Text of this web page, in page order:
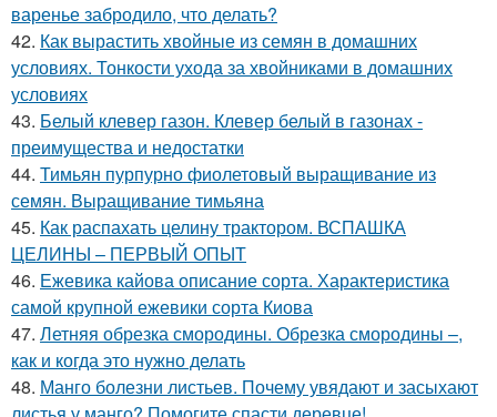
варенье забродило, что делать?
42. Как вырастить хвойные из семян в домашних
условиях. Тонкости ухода за хвойниками в домашних
условиях
43. Белый клевер газон. Клевер белый в газонах -
преимущества и недостатки
44. Тимьян пурпурно фиолетовый выращивание из
семян. Выращивание тимьяна
45. Как распахать целину трактором. ВСПАШКА
ЦЕЛИНЫ – ПЕРВЫЙ ОПЫТ
46. Ежевика кайова описание сорта. Характеристика
самой крупной ежевики сорта Киова
47. Летняя обрезка смородины. Обрезка смородины –,
как и когда это нужно делать
48. Манго болезни листьев. Почему увядают и засыхают